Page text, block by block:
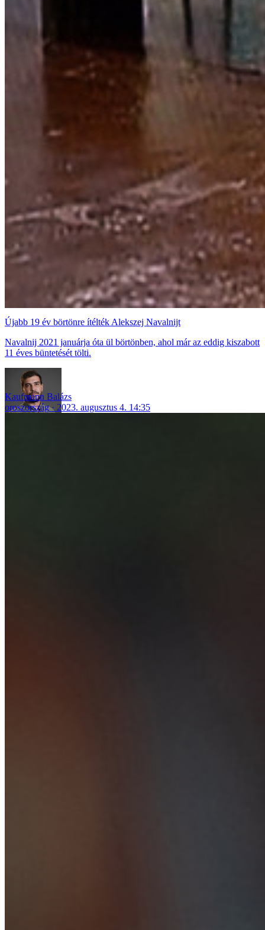
Újabb 19 év börtönre ítélték Alekszej Navalnijt
Navalnij 2021 januárja óta ül börtönben, ahol már az eddig kiszabott
11 éves büntetését tölti.
Kaufmann Balázs
oroszország
2023. augusztus 4. 14:35